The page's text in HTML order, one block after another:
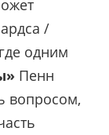
/
одним
Пенн
вопросом,